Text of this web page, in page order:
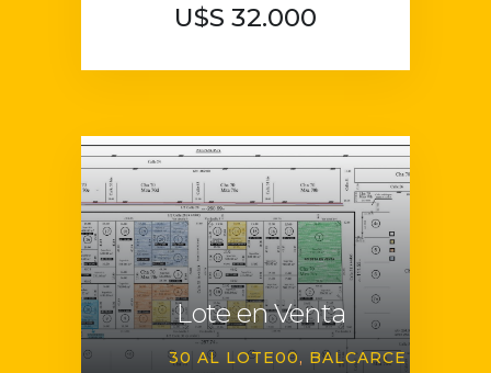
U$S 32.000
Lote en Venta
30 AL LOTE00 BALCARCE